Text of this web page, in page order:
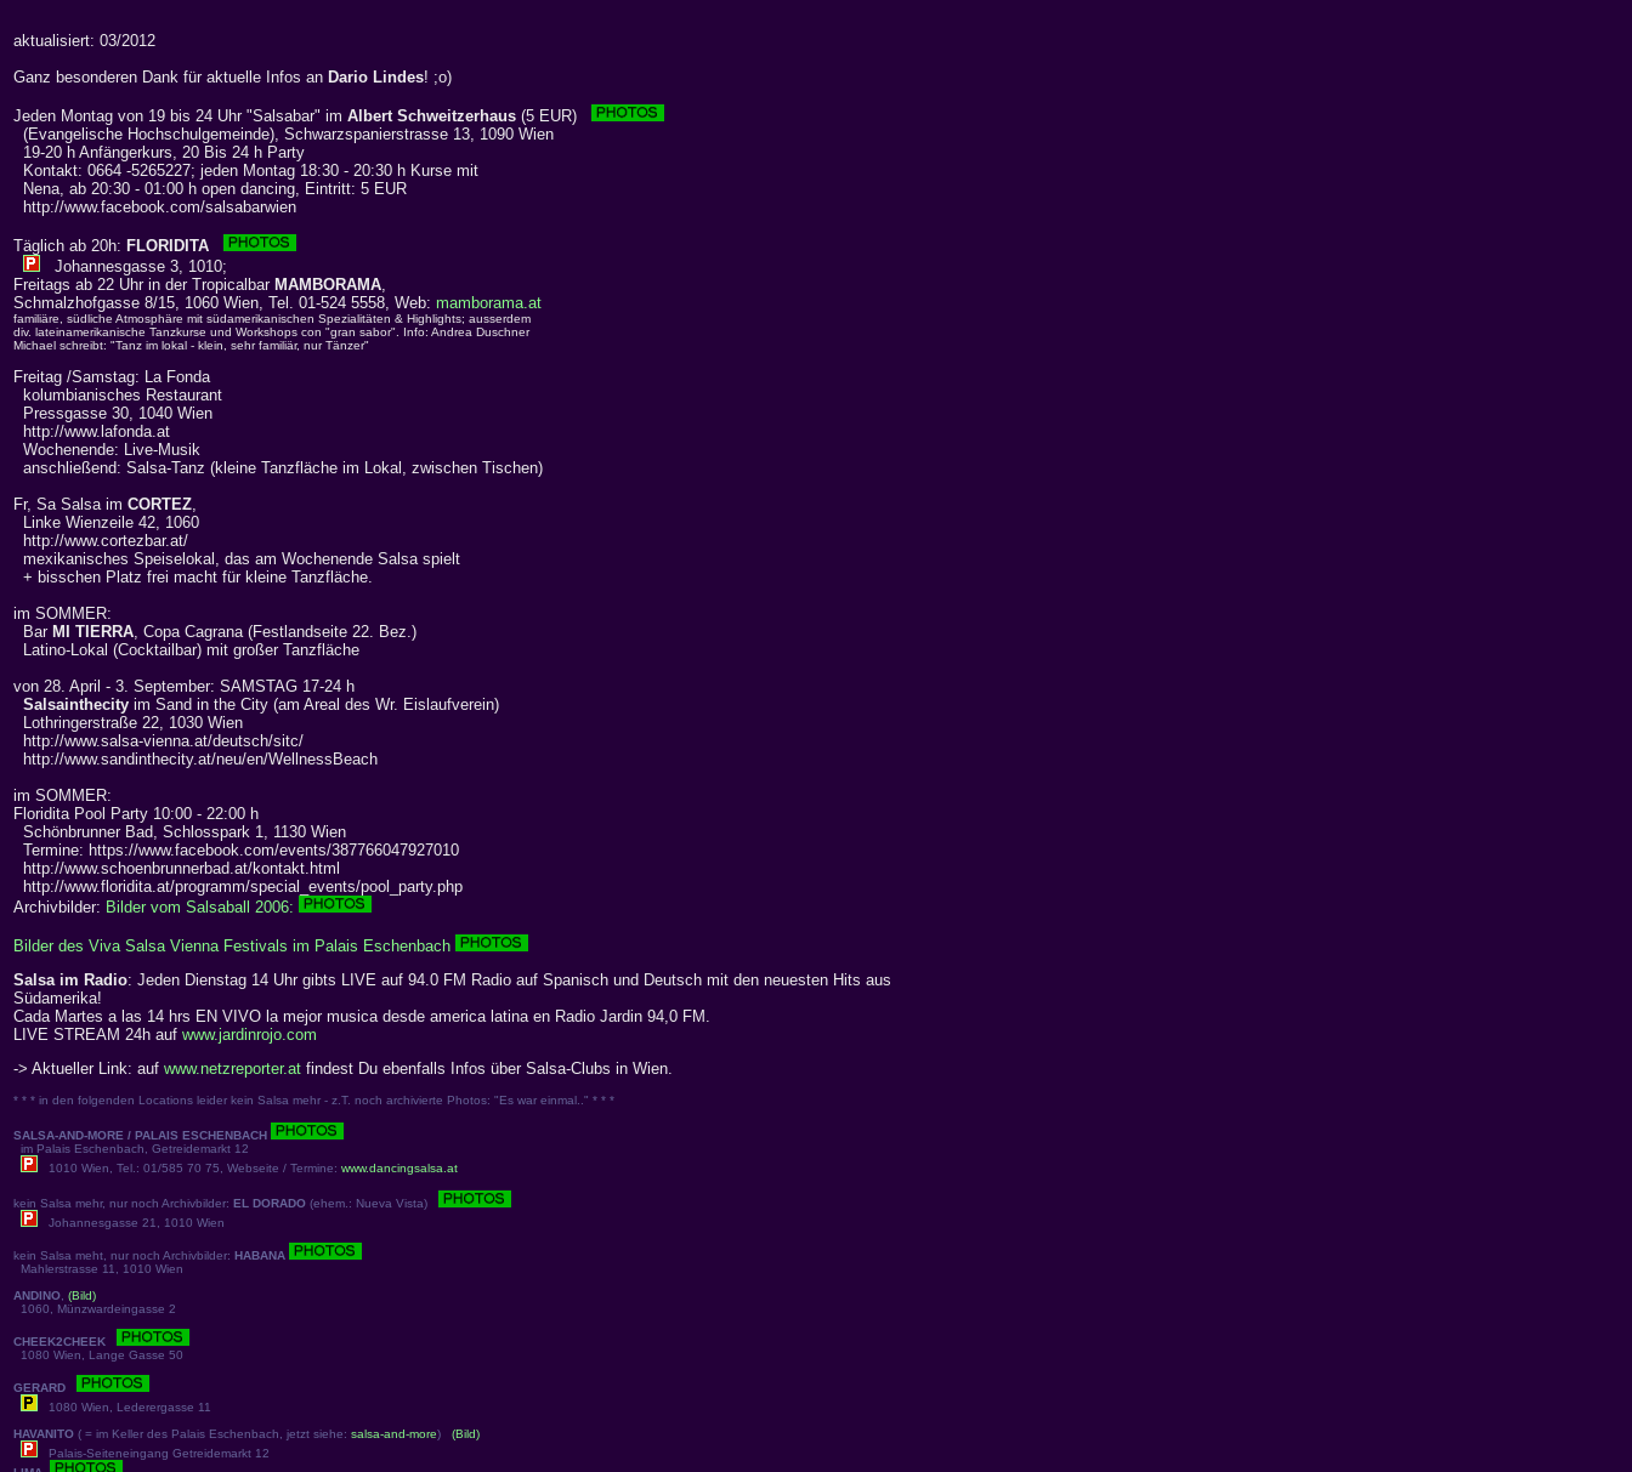
aktualisiert: 03/2012
Ganz besonderen Dank für aktuelle Infos an Dario Lindes! ;o)
Jeden Montag von 19 bis 24 Uhr "Salsabar" im Albert Schweitzerhaus (5 EUR)
(Evangelische Hochschulgemeinde), Schwarzspanierstrasse 13, 1090 Wien
19-20 h Anfängerkurs, 20 Bis 24 h Party
Kontakt: 0664 -5265227; jeden Montag 18:30 - 20:30 h Kurse mit
Nena, ab 20:30 - 01:00 h open dancing, Eintritt: 5 EUR
http://www.facebook.com/salsabarwien
Täglich ab 20h: FLORIDITA
Johannesgasse 3, 1010;
Freitags ab 22 Uhr in der Tropicalbar MAMBORAMA,
Schmalzhofgasse 8/15, 1060 Wien, Tel. 01-524 5558, Web: mamborama.at
familiäre, südliche Atmosphäre mit südamerikanischen Spezialitäten & Highlights; ausserdem
div. lateinamerikanische Tanzkurse und Workshops con "gran sabor". Info: Andrea Duschner
Michael schreibt: "Tanz im lokal - klein, sehr familiär, nur Tänzer"
Freitag /Samstag: La Fonda
kolumbianisches Restaurant
Pressgasse 30, 1040 Wien
http://www.lafonda.at
Wochenende: Live-Musik
anschließend: Salsa-Tanz (kleine Tanzfläche im Lokal, zwischen Tischen)
Fr, Sa Salsa im CORTEZ,
Linke Wienzeile 42, 1060
http://www.cortezbar.at/
mexikanisches Speiselokal, das am Wochenende Salsa spielt
+ bisschen Platz frei macht für kleine Tanzfläche.
im SOMMER:
Bar MI TIERRA, Copa Cagrana (Festlandseite 22. Bez.)
Latino-Lokal (Cocktailbar) mit großer Tanzfläche
von 28. April - 3. September: SAMSTAG 17-24 h
Salsainthecity im Sand in the City (am Areal des Wr. Eislaufverein)
Lothringerstraße 22, 1030 Wien
http://www.salsa-vienna.at/deutsch/sitc/
http://www.sandinthecity.at/neu/en/WellnessBeach
im SOMMER:
Floridita Pool Party 10:00 - 22:00 h
Schönbrunner Bad, Schlosspark 1, 1130 Wien
Termine: https://www.facebook.com/events/387766047927010
http://www.schoenbrunnerbad.at/kontakt.html
http://www.floridita.at/programm/special_events/pool_party.php
Archivbilder: Bilder vom Salsaball 2006:
Bilder des Viva Salsa Vienna Festivals im Palais Eschenbach
Salsa im Radio: Jeden Dienstag 14 Uhr gibts LIVE auf 94.0 FM Radio auf Spanisch und Deutsch mit den neuesten Hits aus
Südamerika!
Cada Martes a las 14 hrs EN VIVO la mejor musica desde america latina en Radio Jardin 94,0 FM.
LIVE STREAM 24h auf www.jardinrojo.com
-> Aktueller Link: auf www.netzreporter.at findest Du ebenfalls Infos über Salsa-Clubs in Wien.
* * * in den folgenden Locations leider kein Salsa mehr - z.T. noch archivierte Photos: "Es war einmal.." * * *
SALSA-AND-MORE / PALAIS ESCHENBACH
im Palais Eschenbach, Getreidemarkt 12
1010 Wien, Tel.: 01/585 70 75, Webseite / Termine: www.dancingsalsa.at
kein Salsa mehr, nur noch Archivbilder: EL DORADO (ehem.: Nueva Vista)
Johannesgasse 21, 1010 Wien
kein Salsa meht, nur noch Archivbilder: HABANA
Mahlerstrasse 11, 1010 Wien
ANDINO, (Bild)
1060, Münzwardeingasse 2
CHEEK2CHEEK
1080 Wien, Lange Gasse 50
GERARD
1080 Wien, Lederergasse 11
HAVANITO ( = im Keller des Palais Eschenbach, jetzt siehe: salsa-and-more) (Bild)
Palais-Seiteneingang Getreidemarkt 12